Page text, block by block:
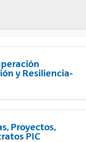
y Resiliencia-
Proyectos,
PIC